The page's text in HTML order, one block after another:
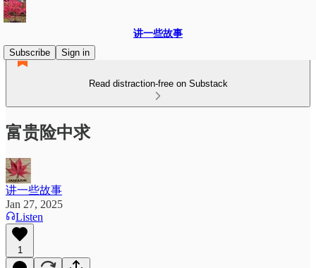
讲一些故事
Subscribe
Sign in
Read distraction-free on Substack
富贵险中求
讲一些故事
Jan 27, 2025
Listen
1